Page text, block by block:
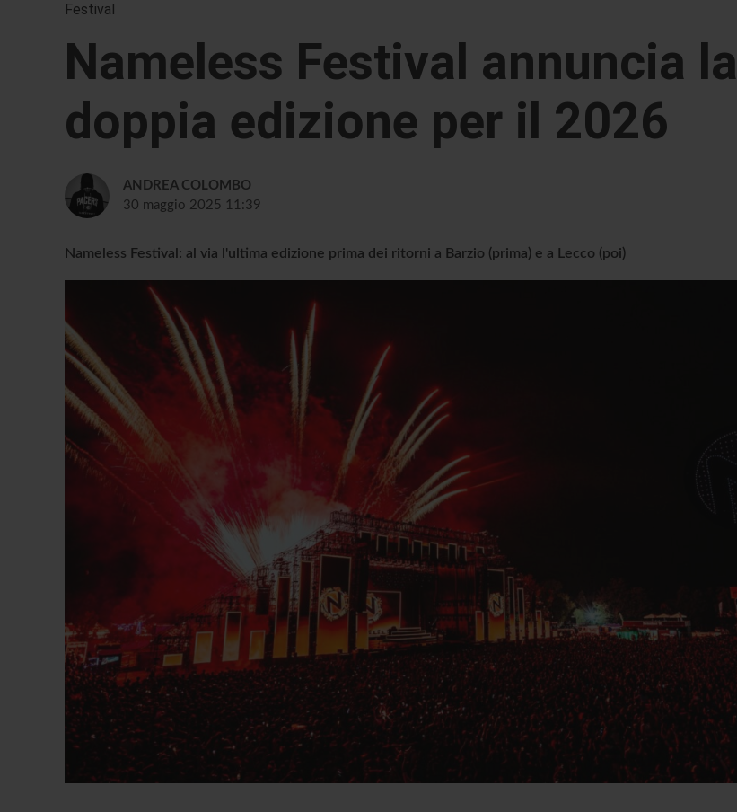
Festival
Nameless Festival annuncia la
doppia edizione per il 2026
ANDREA COLOMBO
30 maggio 2025 11:39
Nameless Festival: al via l'ultima edizione prima dei ritorni a Barzio (prima) e a Lecco (poi)